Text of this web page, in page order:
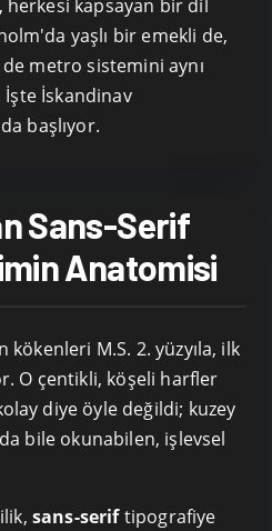
herkesi kapsayan bir dil
yaşlı bir emekli de,
metro sistemini aynı
İşte İskandinav
başlıyor.
Sans-Serif
Anatomisi
M.S. 2. yüzyıla, ilk
O çentikli, köşeli harfler
diye öyle değildi; kuzey
bile okunabilen, işlevsel
sans-seriftipografiye